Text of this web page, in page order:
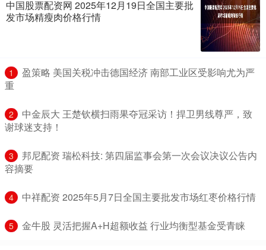
中国股票配资网 2025年12月19日全国主要批
发市场精瘦肉价格行情
1
​盈策略 美国关税冲击德国经济 南部工业区受影响尤为严
重
2
​中金辰大 王楚钦横扫雨果夺冠采访！捍卫男线尊严，致
谢球迷支持！
3
​邦尼配资 瑞松科技: 第四届监事会第一次会议决议公告内
容摘要
4 ​中祥配资 2025年5月7日全国主要批发市场红枣价格行情
5 ​金牛股 灵活把握A+H超额收益 行业均衡型基金受青睐